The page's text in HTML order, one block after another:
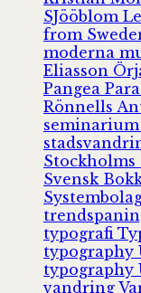
SJööblom
from
moderna
Eliasson
Pangea
Rönnells
seminarium
Stockholms
Svensk
typografi
typography
typography
vandring